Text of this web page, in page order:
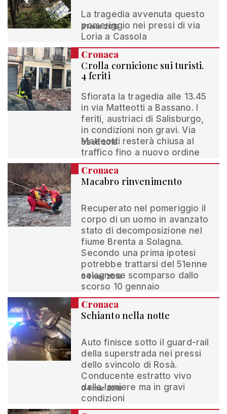
La tragedia avvenuta questo
pomeriggio nei pressi di via
Loria a Cassola
31 mar 2019
Cronaca
Crolla cornicione sui turisti.
4 feriti
Sfiorata la tragedia alle 13.45
in via Matteotti a Bassano. I
feriti, austriaci di Salisburgo,
in condizioni non gravi. Via
Matteotti resterà chiusa al
traffico fino a nuovo ordine
02 ott 2018
Cronaca
Macabro rinvenimento
Recuperato nel pomeriggio il
corpo di un uomo in avanzato
stato di decomposizione nel
fiume Brenta a Solagna.
Secondo una prima ipotesi
potrebbe trattarsi del 51enne
solagnese scomparso dallo
scorso 10 gennaio
04 mar 2018
Cronaca
Schianto nella notte
Auto finisce sotto il guard-rail
della superstrada nei pressi
dello svincolo di Rosà.
Conducente estratto vivo
dalle lamiere ma in gravi
condizioni
04 mar 2018